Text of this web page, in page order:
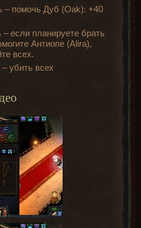
– помочь Дуб (Oak): +40
если планируете брать
Антиопе (Alira),
всех.
убить всех